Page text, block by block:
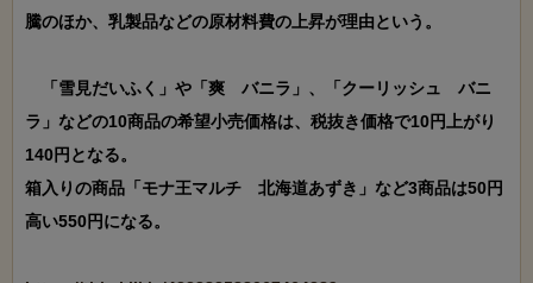
騰のほか、乳製品などの原材料費の上昇が理由という。
「雪見だいふく」や「爽　バニラ」、「クーリッシュ　バニ
ラ」などの10商品の希望小売価格は、税抜き価格で10円上がり
140円となる。
箱入りの商品「モナ王マルチ　北海道あずき」など3商品は50円
高い550円になる。